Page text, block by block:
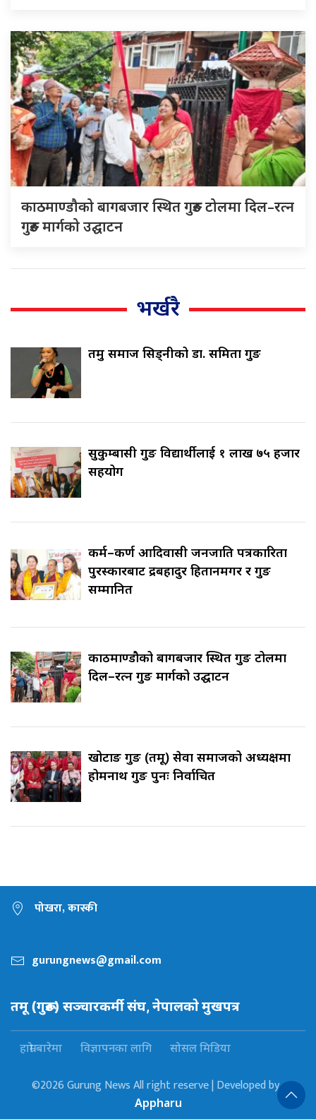
काठमाण्डौको बागबजार स्थित गुरुङ टोलमा दिल–रत्न
गुरुङ मार्गको उद्घाटन
भर्खरै
तमु समाज सिड्नीको डा. समिता गुरुङ
सुकुम्बासी गुरुङ विद्यार्थीलाई १ लाख ७५ हजार
सहयोग
कर्म–कर्ण आदिवासी जनजाति पत्रकारिता
पुरस्कारबाट रुद्रबहादुर हितानमगर र गुरुङ
सम्मानित
काठमाण्डौको बागबजार स्थित गुरुङ टोलमा
दिल–रत्न गुरुङ मार्गको उद्घाटन
खोटाङ गुरुङ (तमू) सेवा समाजको अध्यक्षमा
होमनाथ गुरुङ पुनः निर्वाचित
पोखरा, कास्की
gurungnews@gmail.com
तमू (गुरूङ) सञ्चारकर्मी संघ, नेपालकाे मुखपत्र
हाम्रो बारेमा विज्ञापनका लागि सोसल मिडिया
©2026 Gurung News All right reserve | Developed by :
Appharu